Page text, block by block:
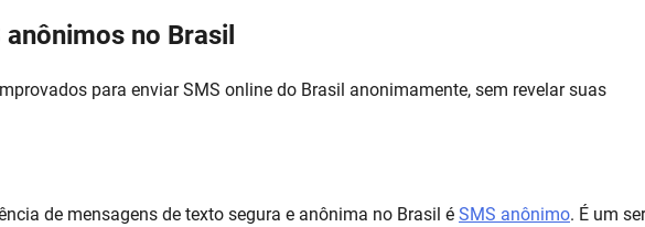
no Brasil
para enviar SMS online do Brasil anonimamente, sem revelar suas
de mensagens de texto segura e anônima no Brasil é SMS anônimo. É um